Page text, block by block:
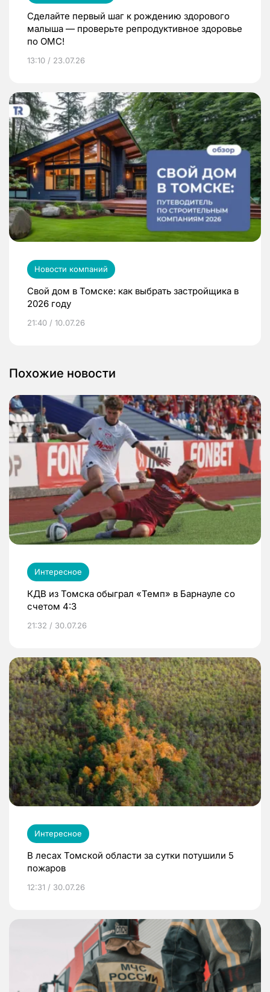
Сделайте первый шаг к рождению здорового
малыша — проверьте репродуктивное здоровье
по ОМС!
13:10 / 23.07.26
Новости компаний
Свой дом в Томске: как выбрать застройщика в
2026 году
21:40 / 10.07.26
Похожие новости
Интересное
КДВ из Томска обыграл «Темп» в Барнауле со
счетом 4:3
21:32 / 30.07.26
Интересное
В лесах Томской области за сутки потушили 5
пожаров
12:31 / 30.07.26